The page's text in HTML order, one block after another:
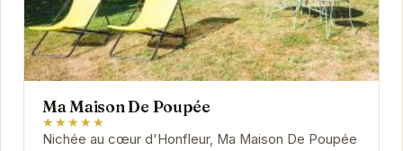
Ma Maison De Poupée
★★★★★
Nichée au cœur d'Honfleur, Ma Maison De Poupée